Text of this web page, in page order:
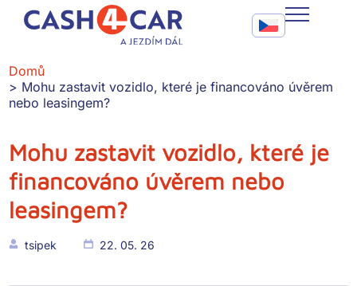
Mohu zastavit vozidlo, které je financováno úvěrem nebo
FAQ
SLUŽBY
KONTAKT
Call To Action
Domů
Mohu zastavit vozidlo, které je financováno úvěrem
nebo leasingem?
Mohu zastavit vozidlo, které je
financováno úvěrem nebo
leasingem?
tsipek 22. 05. 26